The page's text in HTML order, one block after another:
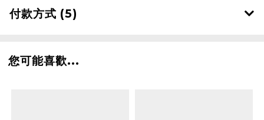
付款方式 (5)
您可能喜歡...